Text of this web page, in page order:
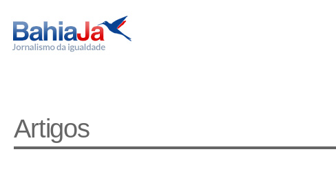
Artigos